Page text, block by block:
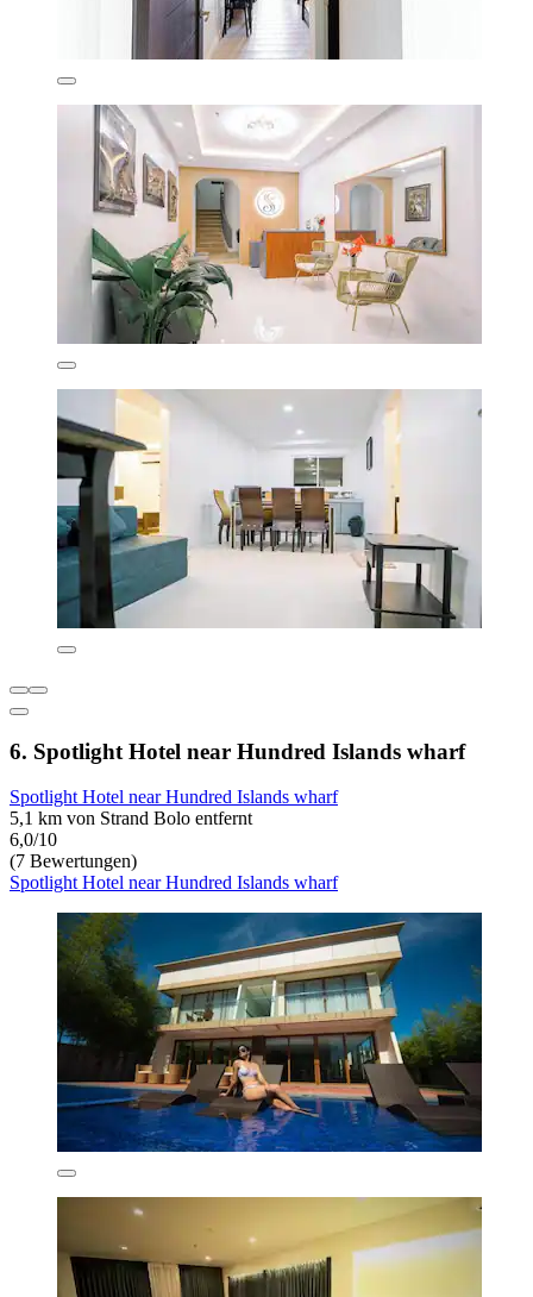
6. Spotlight Hotel near Hundred Islands wharf
Spotlight Hotel near Hundred Islands wharf
5,1 km von Strand Bolo entfernt
6,0/10
(7 Bewertungen)
Spotlight Hotel near Hundred Islands wharf